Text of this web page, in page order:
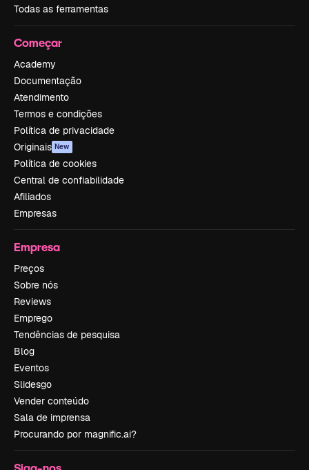
Todas as ferramentas
Começar
Academy
Documentação
Atendimento
Termos e condições
Política de privacidade
Originais New
Política de cookies
Central de confiabilidade
Afiliados
Empresas
Empresa
Preços
Sobre nós
Reviews
Emprego
Tendências de pesquisa
Blog
Eventos
Slidesgo
Vender conteúdo
Sala de imprensa
Procurando por magnific.ai?